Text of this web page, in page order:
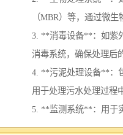
（MBR）等，通过微生
3. **消毒设备**：如紫
消毒系统，确保处理后
4. **污泥处理设备**：
用于处理污水处理过程
5. **监测系统**：用于
指标，确保处理效果达